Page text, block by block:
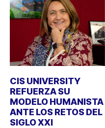
CIS UNIVERSITY
REFUERZA SU
MODELO HUMANISTA
ANTE LOS RETOS DEL
SIGLO XXI